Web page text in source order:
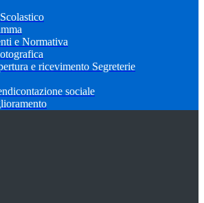
e Normativa
e ricevimento Segreterie
sociale